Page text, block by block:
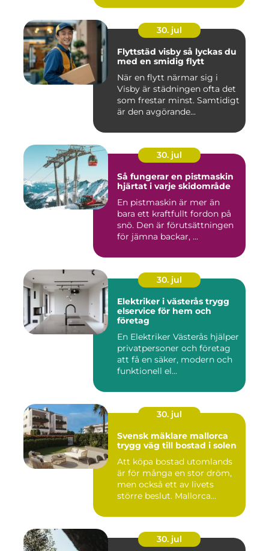
30. jul
Flyttstäd visby så lyckas du
med en smidig flytt
När en flytt närmar sig i
Visby är städningen ofta det
som frestar minst. Samtidigt
är den avgörande...
30. jul
Så fungerar en pistmaskin
hjärtat i varje skidområde
En pistmaskin är mer än
bara ett kraftfullt fordon på
snö. Den är förutsättningen
för jämna backar, ...
30. jul
Elektriker i västerås trygg
elservice för hem och
företag
En Elektriker Västerås hjälper
privatpersoner och företag
att få en säker, modern och
funktionell el...
30. jul
Svensk mäklare mallorca
trygg väg till bostad i solen
Att köpa bostad utomlands
är för många en stor dröm,
men också ett av livets
större beslut. Mallorca...
30. jul